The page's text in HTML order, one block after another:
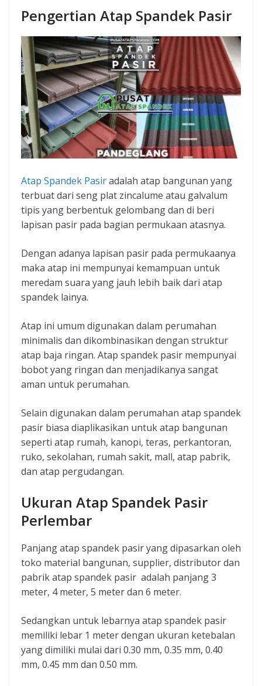
Pengertian Atap Spandek Pasir
Atap Spandek Pasiradalah atap bangunan yang
terbuat dari seng plat zincalume atau galvalum
tipis yang berbentuk gelombang dan di beri
lapisan pasir pada bagian permukaan atasnya.
Dengan adanya lapisan pasir pada permukaanya
maka atap ini mempunyai kemampuan untuk
meredam suara yang jauh lebih baik dari atap
spandek lainya.
Atap ini umum digunakan dalam perumahan
minimalis dan dikombinasikan dengan struktur
atap baja ringan. Atap spandek pasir mempunyai
bobot yang ringan dan menjadikanya sangat
aman untuk perumahan.
Selain digunakan dalam perumahan atap spandek
pasir biasa diaplikasikan untuk atap bangunan
seperti atap rumah, kanopi, teras, perkantoran,
ruko, sekolahan, rumah sakit, mall, atap pabrik,
dan atap pergudangan.
Ukuran Atap Spandek Pasir
Perlembar
Panjang atap spandek pasir yang dipasarkan oleh
toko material bangunan, supplier, distributor dan
pabrik atap spandek pasir adalah panjang 3
meter, 4 meter, 5 meter dan 6 meter.
Sedangkan untuk lebarnya atap spandek pasir
memiliki lebar 1 meter dengan ukuran ketebalan
yang dimiliki mulai dari 0.30 mm, 0.35 mm, 0.40
mm, 0.45 mm dan 0.50 mm.